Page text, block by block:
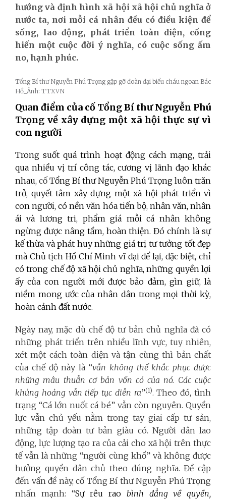
hướng và định hình xã hội xã hội chủ nghĩa ở
nước ta, nơi mỗi cá nhân đều có điều kiện để
sống, lao động, phát triển toàn diện, cống
hiến một cuộc đời ý nghĩa, có cuộc sống ấm
no, hạnh phúc.
Tổng Bí thư Nguyễn Phú Trọng gặp gỡ đoàn đại biểu cháu ngoan Bác
Hồ_Ảnh: TTXVN
Quan điểm của cố Tổng Bí thư Nguyễn Phú
Trọng về xây dựng một xã hội thực sự vì
con người
Trong suốt quá trình hoạt động cách mạng, trải
qua nhiều vị trí công tác, cương vị lãnh đạo khác
nhau, cố Tổng Bí thư Nguyễn Phú Trọng luôn trăn
trở, quyết tâm xây dựng một xã hội phát triển vì
con người, có nền văn hóa tiến bộ, nhân văn, nhân
ái và lương tri, phẩm giá mỗi cá nhân không
ngừng được nâng tầm, hoàn thiện. Đó chính là sự
kế thừa và phát huy những giá trị tư tưởng tốt đẹp
mà Chủ tịch Hồ Chí Minh vĩ đại để lại, đặc biệt, chỉ
có trong chế độ xã hội chủ nghĩa, những quyền lợi
ấy của con người mới được bảo đảm, gìn giữ, là
niềm mong ước của nhân dân trong mọi thời kỳ,
hoàn cảnh đất nước.
Ngày nay, mặc dù chế độ tư bản chủ nghĩa đã có
những phát triển trên nhiều lĩnh vực, tuy nhiên,
xét một cách toàn diện và tận cùng thì bản chất
của chế độ này là “vẫn không thể khắc phục được
những mâu thuẫn cơ bản vốn có của nó. Các cuộc
khủng hoảng vẫn tiếp tục diễn ra”(1). Theo đó, tình
trạng “Cá lớn nuốt cá bé” vẫn còn nguyên. Quyền
lực vẫn chủ yếu nằm trong tay giai cấp tư sản,
những tập đoàn tư bản giàu có. Người dân lao
động, lực lượng tạo ra của cải cho xã hội trên thực
tế vẫn là những “người cùng khổ” và không được
hưởng quyền dân chủ theo đúng nghĩa. Đề cập
đến vấn đề này, cố Tổng Bí thư Nguyễn Phú Trọng
nhấn mạnh: “Sự rêu rao bình đẳng về quyền,